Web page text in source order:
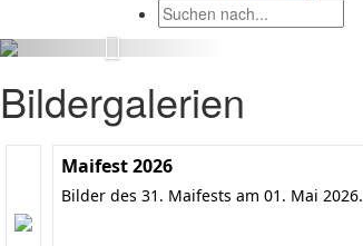
Bildergalerien
Maifest 2026
Bilder des 31. Maifests am 01. Mai 2026.